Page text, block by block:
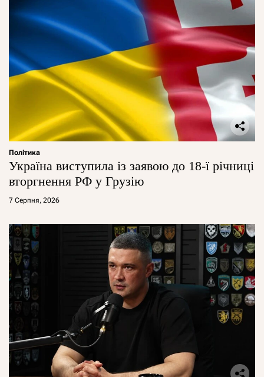
Політика
Україна виступила із заявою до 18-ї річниці
вторгнення РФ у Грузію
7 Серпня, 2026